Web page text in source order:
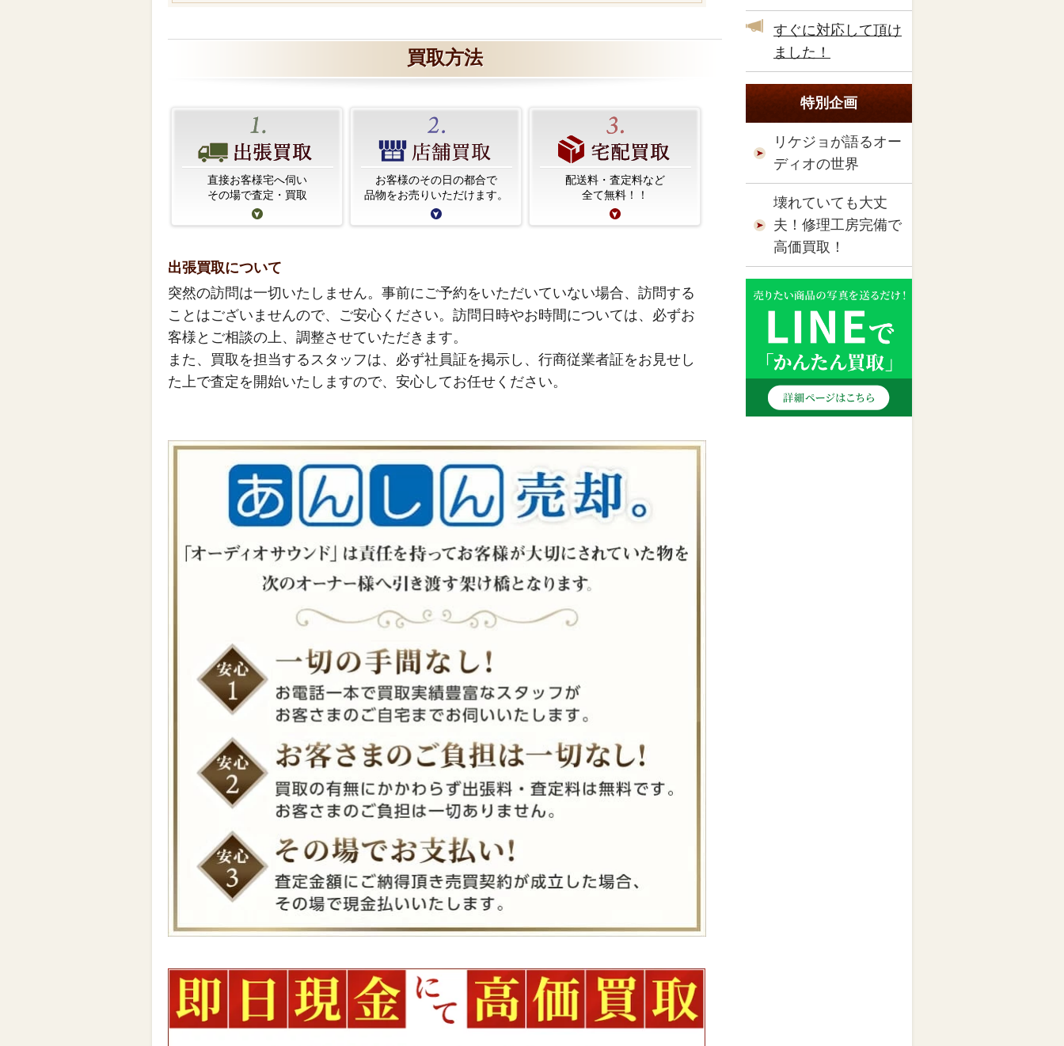
買取方法
直接お客様宅へ伺い
その場で査定・買取
お客様のその日の都合で
品物をお売りいただけます。
配送料・査定料など
全て無料！！
出張買取について
突然の訪問は一切いたしません。事前にご予約をいただいていない場合、訪問する
ことはございませんので、ご安心ください。訪問日時やお時間については、必ずお
客様とご相談の上、調整させていただきます。
また、買取を担当するスタッフは、必ず社員証を掲示し、行商従業者証をお見せし
た上で査定を開始いたしますので、安心してお任せください。
すぐに対応して頂け
ました！
特別企画
リケジョが語るオー
ディオの世界
壊れていても大丈
夫！修理工房完備で
高価買取！